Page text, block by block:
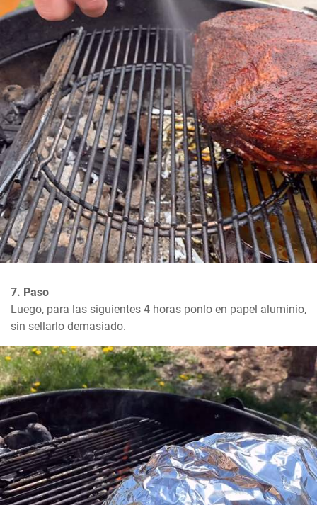
7. Paso
Luego, para las siguientes 4 horas ponlo en papel aluminio,
sin sellarlo demasiado.